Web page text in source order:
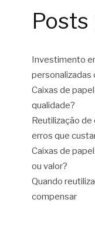
Investimento
personalizadas
Caixas de
qualidade?
Reutilização
erros que
Caixas de
ou valor?
Quando
compensar